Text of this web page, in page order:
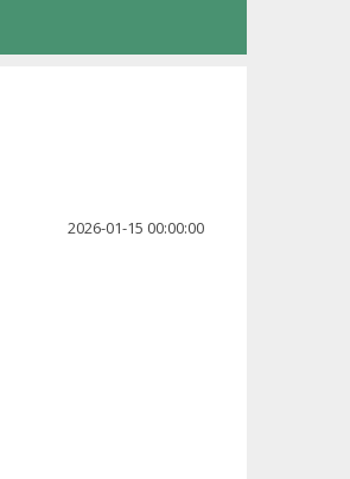
2026-01-15 00:00:00